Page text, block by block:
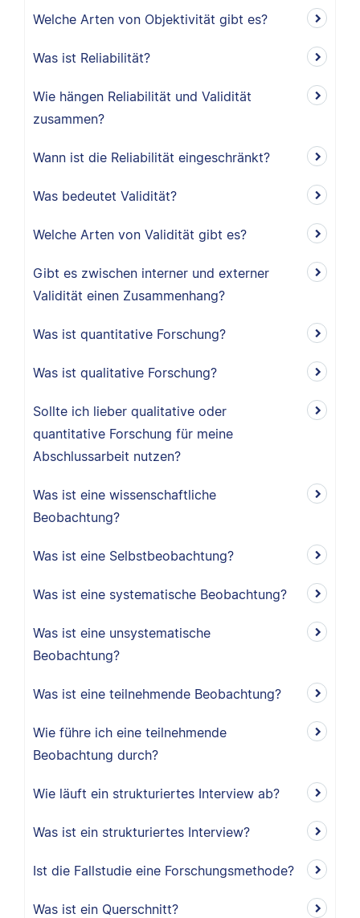
Welche Arten von Objektivität gibt es?
Was ist Reliabilität?
Wie hängen Reliabilität und Validität
zusammen?
Wann ist die Reliabilität eingeschränkt?
Was bedeutet Validität?
Welche Arten von Validität gibt es?
Gibt es zwischen interner und externer
Validität einen Zusammenhang?
Was ist quantitative Forschung?
Was ist qualitative Forschung?
Sollte ich lieber qualitative oder
quantitative Forschung für meine
Abschlussarbeit nutzen?
Was ist eine wissenschaftliche
Beobachtung?
Was ist eine Selbstbeobachtung?
Was ist eine systematische Beobachtung?
Was ist eine unsystematische
Beobachtung?
Was ist eine teilnehmende Beobachtung?
Wie führe ich eine teilnehmende
Beobachtung durch?
Wie läuft ein strukturiertes Interview ab?
Was ist ein strukturiertes Interview?
Ist die Fallstudie eine Forschungsmethode?
Was ist ein Querschnitt?